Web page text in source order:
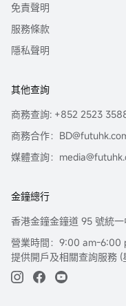
免責聲明
服務條款
隱私聲明
其他查詢
商務查詢: +852 2523
商務合作：
媒體查詢：
金鐘總行
香港金鐘金鐘道 95 號統
營業時間：9:00 am-6:00
提供開戶及相關查詢服務